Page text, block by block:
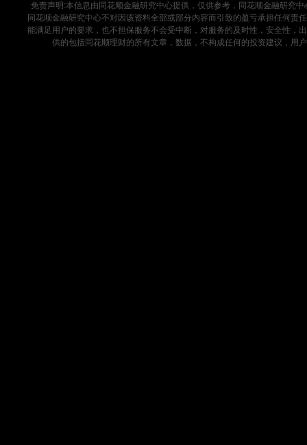
免责声明:本信息由同花顺金融研究中心提供，仅供参考，同花顺金融研究
同花顺金融研究中心不对因该资料全部或部分内容而引致的盈亏承担任何
能满足用户的要求，也不担保服务不会受中断，对服务的及时性，安全性，
供的包括同花顺理财的所有文章，数据，不构成任何的投资建议，用